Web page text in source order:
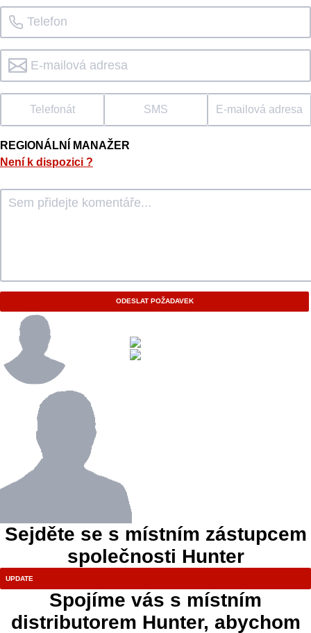
Telefonát SMS E-mailová adresa
REGIONÁLNÍ MANAŽER
Není k dispozici ?
ODESLAT POŽADAVEK
Sejděte se s místním zástupcem
společnosti Hunter
Spojíme vás s místním
distributorem Hunter, abychom